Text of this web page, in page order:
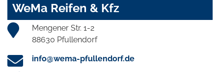
WeMa Reifen & Kfz
Mengener Str. 1-2
88630 Pfullendorf
info@wema-pfullendorf.de